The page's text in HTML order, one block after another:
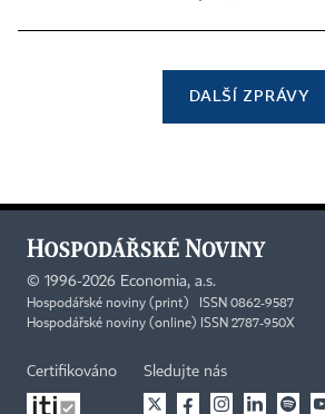
DALŠÍ ZPRÁVY
© 1996-2026 Economia, a.s.
Hospodářské noviny (print) ISSN 0862-9587
Hospodářské noviny (online) ISSN 2787-950X
Certifikováno Sledujte nás